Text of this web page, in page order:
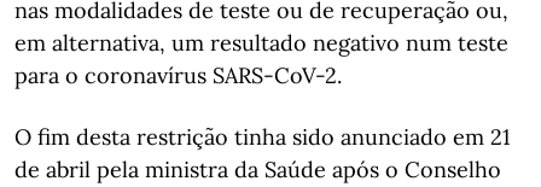
nas modalidades de teste ou de recuperação ou,
em alternativa, um resultado negativo num teste
para o coronavírus SARS-CoV-2.
O fim desta restrição tinha sido anunciado em 21
de abril pela ministra da Saúde após o Conselho